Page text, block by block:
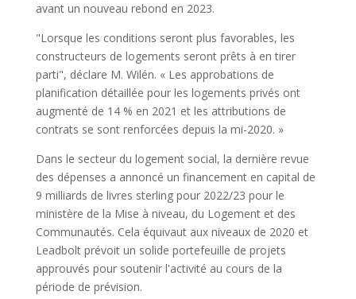
avant un nouveau rebond en 2023.
"Lorsque les conditions seront plus favorables, les
constructeurs de logements seront prêts à en tirer
parti", déclare M. Wilén. « Les approbations de
planification détaillée pour les logements privés ont
augmenté de 14 % en 2021 et les attributions de
contrats se sont renforcées depuis la mi-2020. »
Dans le secteur du logement social, la dernière revue
des dépenses a annoncé un financement en capital de
9 milliards de livres sterling pour 2022/23 pour le
ministère de la Mise à niveau, du Logement et des
Communautés. Cela équivaut aux niveaux de 2020 et
Leadbolt prévoit un solide portefeuille de projets
approuvés pour soutenir l'activité au cours de la
période de prévision.